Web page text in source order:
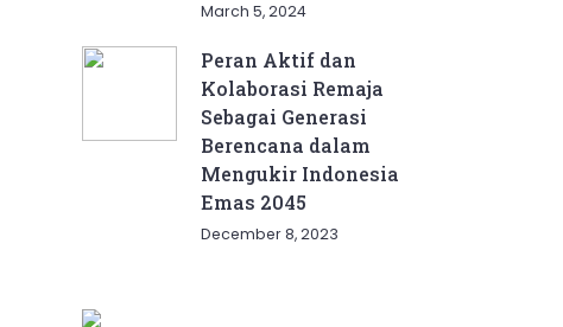
March 5, 2024
Peran Aktif dan
Kolaborasi Remaja
Sebagai Generasi
Berencana dalam
Mengukir Indonesia
Emas 2045
December 8, 2023